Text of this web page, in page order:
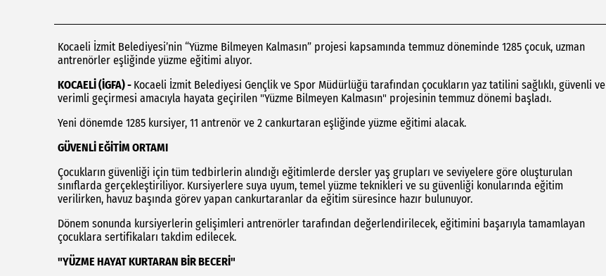
Kocaeli İzmit Belediyesi’nin “Yüzme Bilmeyen Kalmasın” projesi kapsamında temmuz döneminde 1285 çocuk, uzman
antrenörler eşliğinde yüzme eğitimi alıyor.
KOCAELİ (İGFA) - Kocaeli İzmit Belediyesi Gençlik ve Spor Müdürlüğü tarafından çocukların yaz tatilini sağlıklı, güvenli ve
verimli geçirmesi amacıyla hayata geçirilen "Yüzme Bilmeyen Kalmasın" projesinin temmuz dönemi başladı.
Yeni dönemde 1285 kursiyer, 11 antrenör ve 2 cankurtaran eşliğinde yüzme eğitimi alacak.
GÜVENLİ EĞİTİM ORTAMI
Çocukların güvenliği için tüm tedbirlerin alındığı eğitimlerde dersler yaş grupları ve seviyelere göre oluşturulan
sınıflarda gerçekleştiriliyor. Kursiyerlere suya uyum, temel yüzme teknikleri ve su güvenliği konularında eğitim
verilirken, havuz başında görev yapan cankurtaranlar da eğitim süresince hazır bulunuyor.
Dönem sonunda kursiyerlerin gelişimleri antrenörler tarafından değerlendirilecek, eğitimini başarıyla tamamlayan
çocuklara sertifikaları takdim edilecek.
"YÜZME HAYAT KURTARAN BİR BECERİ"